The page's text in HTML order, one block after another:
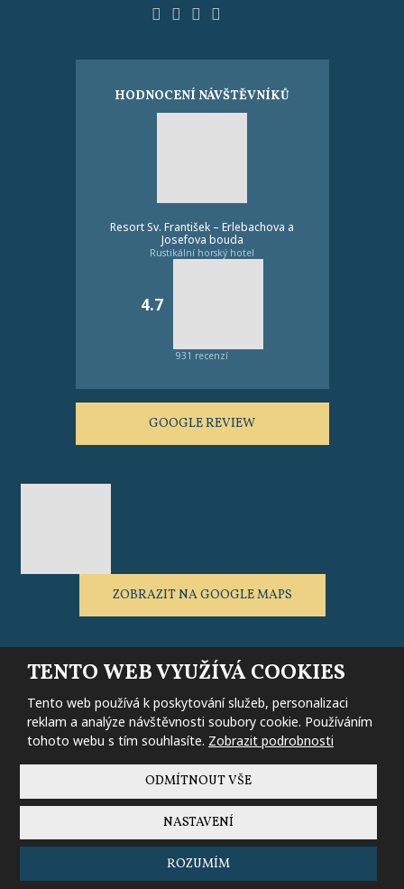
FacebookYouTubePinterest
HODNOCENÍ NÁVŠTĚVNÍKŮ
Resort Sv. František – Erlebachova a
Josefova bouda
Rustikální horský hotel
4.7
931 recenzí
GOOGLE REVIEW
ZOBRAZIT NA GOOGLE MAPS
© 2026 Erlebachova bouda - Resort Sv. František – všechna práva
Mapa stránek |Podmínky použití|Nastavení cookies|Bezpečnost a
ochrana osobních údajů
Tento web je chráněn pomocí Google ReCAPTCHA a platí pro něj
smluvní podmínky
Google.
TENTO WEB VYUŽÍVÁ COOKIES
Tento web používá k poskytování služeb, personalizaci
reklam a analýze návštěvnosti soubory cookie. Používáním
tohoto webu s tím souhlasíte. Zobrazit podrobnosti
ODMÍTNOUT VŠE
NASTAVENÍ
ROZUMÍM